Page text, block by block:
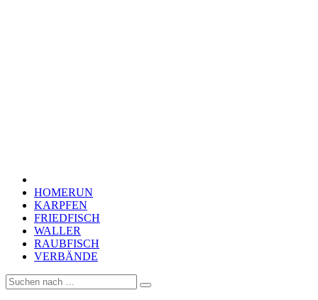
HOMERUN
KARPFEN
FRIEDFISCH
WALLER
RAUBFISCH
VERBÄNDE